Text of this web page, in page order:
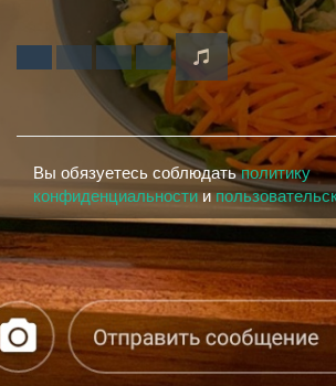
Вы обязуетесь соблюдатьполитику
конфиденциальностии